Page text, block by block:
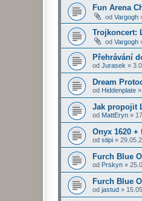
Fun Arena
od Vargogh
Trojkoncert:
od Vargogh
Přehrávání
od Jurasek »
Dream
od Hiddenplate »
Jak propojit
od MattEryn »
Onyx 1620 +
od stipi »
Furch Blue
od Prskyn »
Furch Blue
od jastud »